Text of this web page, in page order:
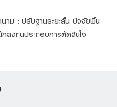
าม : ปรับฐานระยะสั้น ปัจจัยพื้น
กลงทุนประกอบการตัดสินใจ